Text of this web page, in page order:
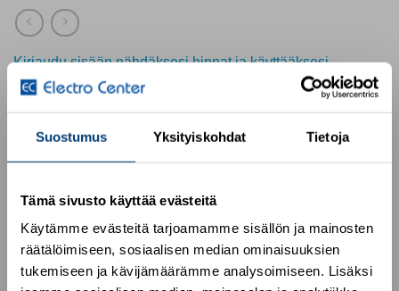
Suostumus Yksityiskohdat Tietoja
Tämä sivusto käyttää evästeitä
Käytämme evästeitä tarjoamamme sisällön ja mainosten
räätälöimiseen, sosiaalisen median ominaisuuksien
tukemiseen ja kävijämäärämme analysoimiseen. Lisäksi
Kirjaudu sisään nähdäksesi hinnat ja käyttääksesi
verkkokauppaa
RJ45 socket, socket entry: 180°, IP65/IP67
Osasto:Phoenix Contact